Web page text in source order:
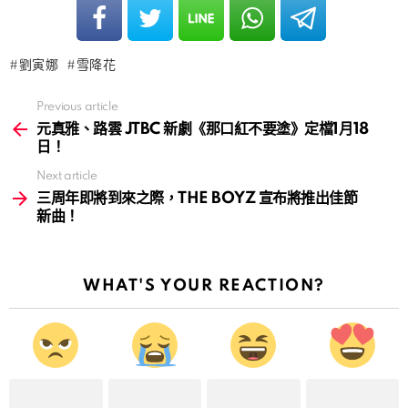
劉寅娜 雪降花
more
Previous article
元真雅、路雲 JTBC 新劇《那口紅不要塗》定檔1月18
日！
Next article
三周年即將到來之際，THE BOYZ 宣布將推出佳節
新曲！
WHAT'S YOUR REACTION?